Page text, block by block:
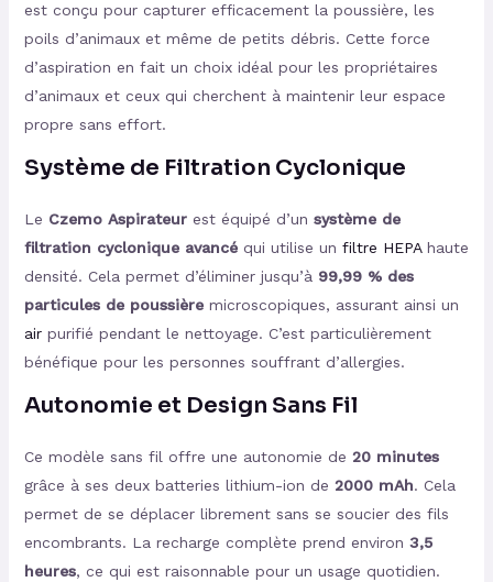
est conçu pour capturer efficacement la poussière, les
poils d’animaux et même de petits débris. Cette force
d’aspiration en fait un choix idéal pour les propriétaires
d’animaux et ceux qui cherchent à maintenir leur espace
propre sans effort.
Système de Filtration Cyclonique
Le Czemo Aspirateurest équipé d’un système de
filtration cyclonique avancéqui utilise un filtre HEPAhaute
densité. Cela permet d’éliminer jusqu’à 99,99 % des
particules de poussièremicroscopiques, assurant ainsi un
airpurifié pendant le nettoyage. C’est particulièrement
bénéfique pour les personnes souffrant d’allergies.
Autonomie et Design Sans Fil
Ce modèle sans fil offre une autonomie de 20 minutes
grâce à ses deux batteries lithium-ion de 2000 mAh. Cela
permet de se déplacer librement sans se soucier des fils
encombrants. La recharge complète prend environ 3,5
heures, ce qui est raisonnable pour un usage quotidien.